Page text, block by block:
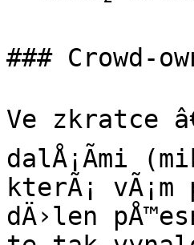
### Crowd-
Ve zkratce
dalÅ¡Ã­mi
kterÃ¡ vÃ¡m
dÄ›len